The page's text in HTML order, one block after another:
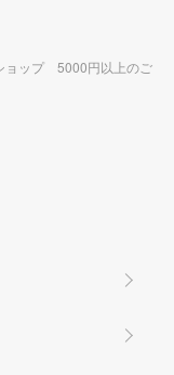
ョップ 5000円以上のご